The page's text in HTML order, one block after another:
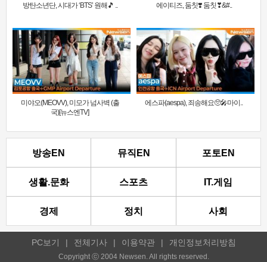
방탄소년단, 시대가 ‘BTS’ 원해🎵 .. 에이티즈, 둠칫❣️ 둠칫❣&#..
미야오(MEOVV), 미모가 넘사벽 (출
국)[뉴스엔TV]
에스파(aespa), 죄송해요🥺🎤마이..
방송EN 뮤직EN 포토EN
생활.문화 스포츠 IT.게임
경제 정치 사회
PC보기 | 전체기사 | 이용약관 | 개인정보처리방침
Copyright ⓒ 2004 Newsen. All rights reserved.